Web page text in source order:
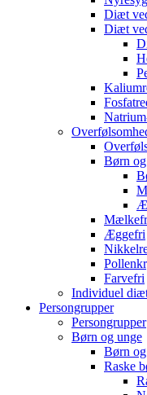
Diæt
Diæt
Børn
Æggefri
Farvefri
Individuel
Persongrupper
Persongrupper
Børn og unge
Børn
Raske